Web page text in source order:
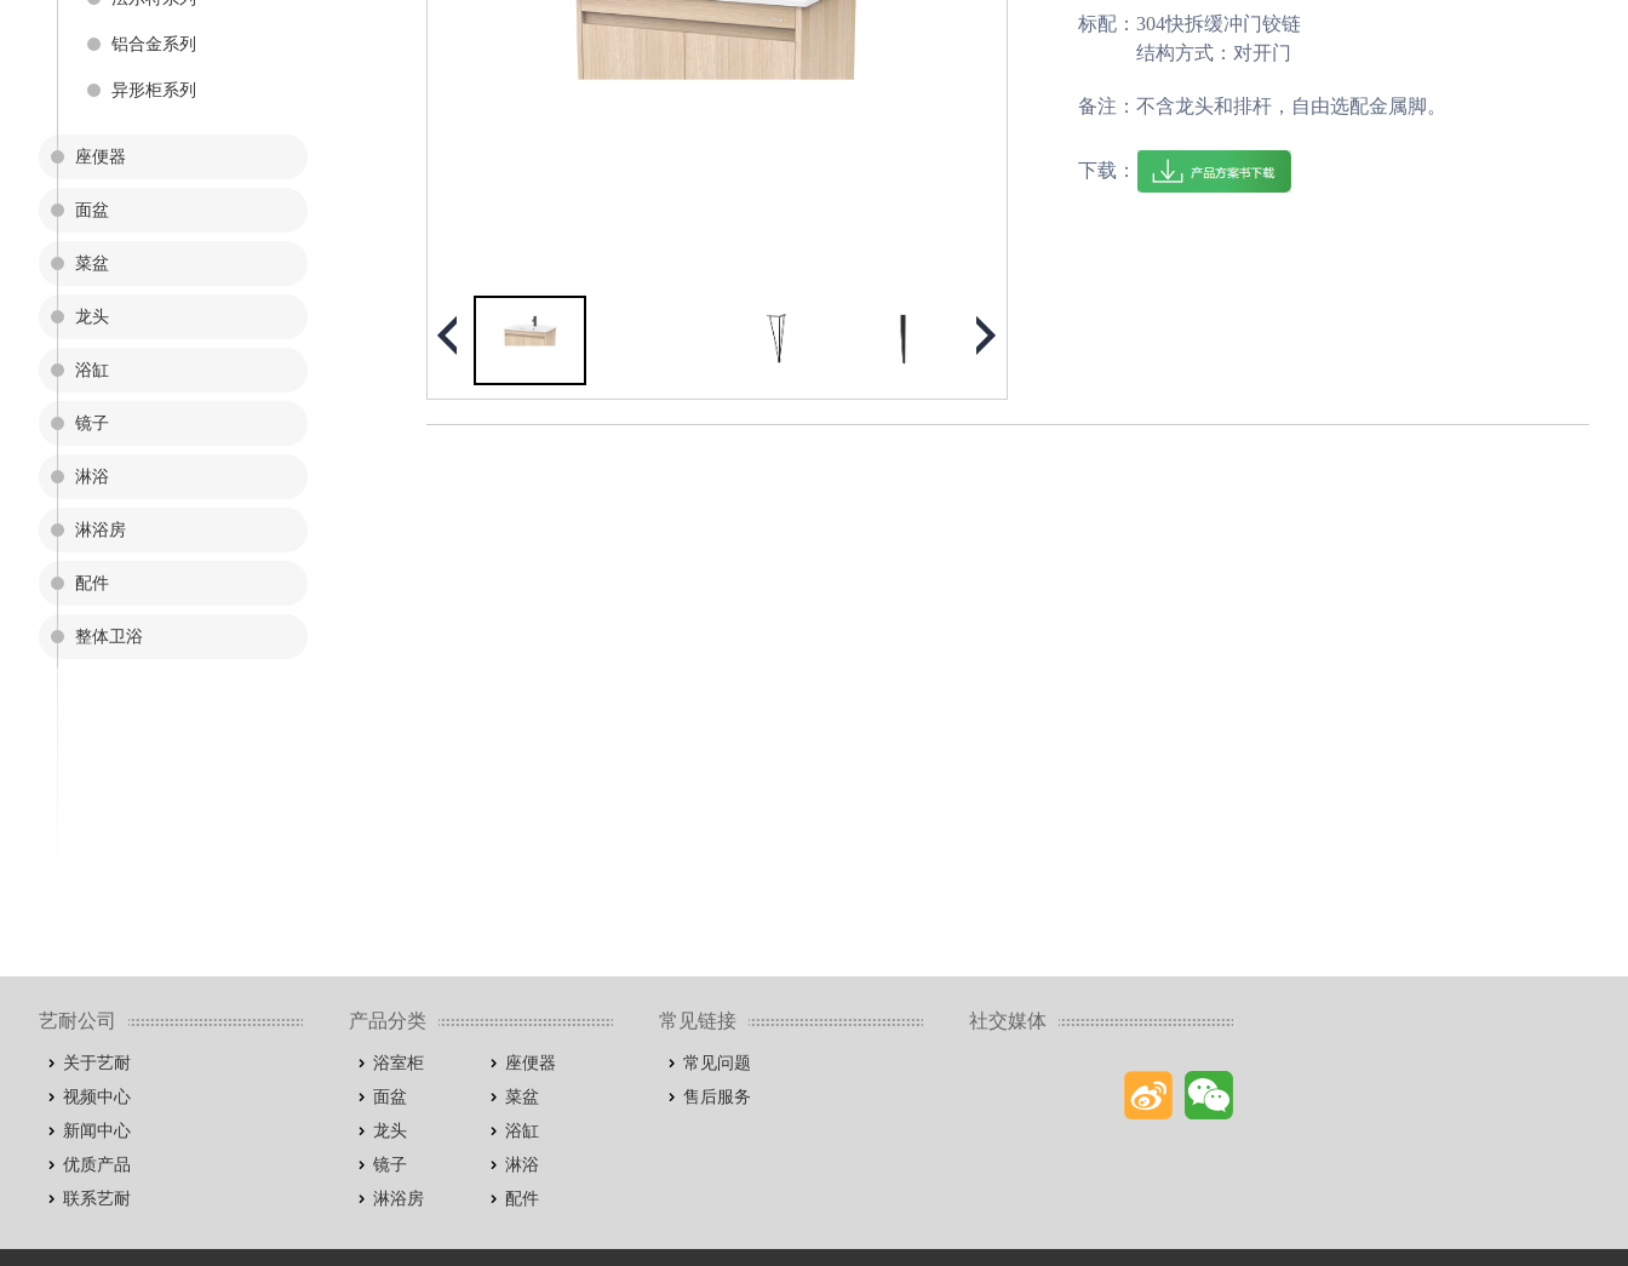
铝合金系列
异形柜系列
座便器
面盆
菜盆
龙头
浴缸
镜子
淋浴
淋浴房
配件
整体卫浴
标配： 304快拆缓冲门铰链
结构方式：对开门
备注：不含龙头和排杆，自由选配金属脚。
下载：
艺耐公司
关于艺耐
视频中心
新闻中心
优质产品
联系艺耐
产品分类
浴室柜
座便器
面盆
菜盆
龙头
浴缸
镜子
淋浴
淋浴房
配件
常见链接
常见问题
售后服务
社交媒体